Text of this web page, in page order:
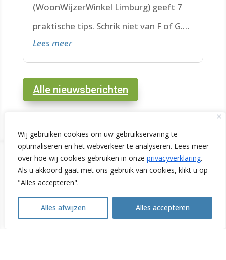
Wij gebruiken cookies om uw gebruikservaring te
optimaliseren en het webverkeer te analyseren. Lees meer
over hoe wij cookies gebruiken in onze privacyverklaring.
Als u akkoord gaat met ons gebruik van cookies, klikt u op
"Alles accepteren".
Alles afwijzen Alles accepteren
(WoonWijzerWinkel Limburg) geeft 7
praktische tips. Schrik niet van F of G.
Check de datum. Lees hier verder.
Lees meer
Alle nieuwsberichten
Contact
Open